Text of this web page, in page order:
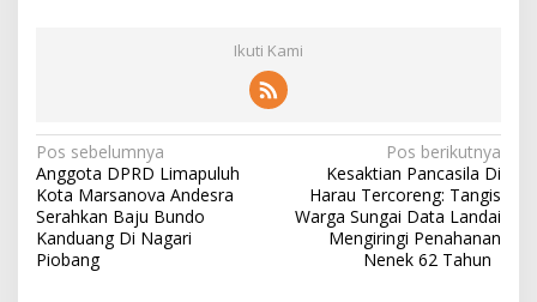
Ikuti Kami
N
a
v
i
Pos sebelumnya
Anggota DPRD Limapuluh
Kota Marsanova Andesra
Serahkan Baju Bundo
Kanduang Di Nagari
Piobang
Pos berikutnya
Kesaktian Pancasila Di
Harau Tercoreng: Tangis
Warga Sungai Data Landai
Mengiringi Penahanan
Nenek 62 Tahun